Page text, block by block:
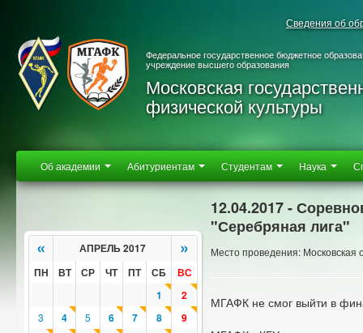
Сведения об
Федеральное государственное бюджетное
учреждение высшего образования
Московская
физической культуры
Об академии Абитуриентам Студентам Наука
« АПРЕЛЬ 2017 »
ПН ВТ СР ЧТ ПТ СБ
ВС
1
2
3 4 5 6 7 8
9
12.04.2017 -
"Серебряная лига"
Место проведения: Московская
МГАФК не смог выйти в